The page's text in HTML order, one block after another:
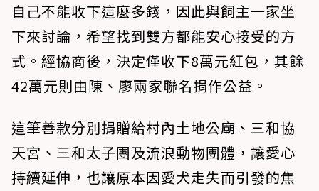
自己不能收下這麼多錢，因此與飼主一家坐
下來討論，希望找到雙方都能安心接受的方
式。經協商後，決定僅收下8萬元紅包，其餘
42萬元則由陳、廖兩家聯名捐作公益。
這筆善款分別捐贈給村內土地公廟、三和協
天宮、三和太子團及流浪動物團體，讓愛心
持續延伸，也讓原本因愛犬走失而引發的焦